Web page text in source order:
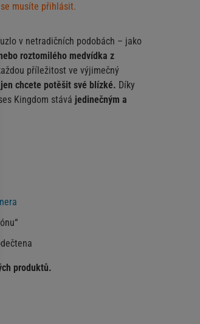
musíte přihlásit.
v netradičních podobách – jako
roztomilého medvídka z
příležitost ve výjimečný
jen chcete potěšit své blízké. Díky
Kingdom stává jedinečným a
produktů.